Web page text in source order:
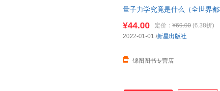
量子力学究竟是什么（全世界
¥44.00 定价： ¥69.00 (6.38折)
锦图图书专营店
2022-01-01 /新星出版社